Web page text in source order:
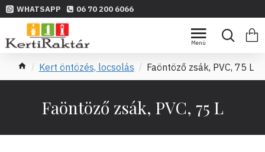
WHATSAPP 06 70 200 6066
Kert öntözés, locsolás Faöntöző zsák, PVC, 75 L
Faöntöző zsák, PVC, 75 L